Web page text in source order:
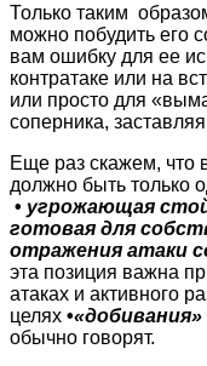
Только таким
можно побудить его
вам ошибку для ее
контратаке или на
или просто для
соперника,
Еще раз скажем, что
должно быть только
• угрожающая
готовая для
отражения атаки
эта позиция важна
атаках и активного
целях •«добивания»
обычно говорят.